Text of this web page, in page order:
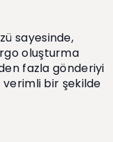
sayesinde,
oluşturma
fazla gönderiyi
verimli bir şekilde